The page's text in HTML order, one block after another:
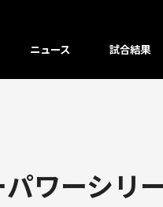
ニュース 試合結果
パワーシ